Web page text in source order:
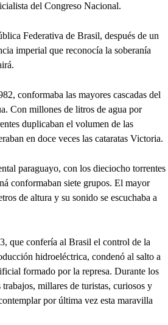
del Congreso Nacional.
Federativa de Brasil, después de un
imperial que reconocía la soberanía
conformaba las mayores cascadas del
Con millones de litros de agua por
duplicaban el volumen de las
en doce veces las cataratas Victoria.
paraguayo, con los dieciocho torrentes
conformaban siete grupos. El mayor
de altura y su sonido se escuchaba a
que confería al Brasil el control de la
hidroeléctrica, condenó al salto a
formado por la represa. Durante los
millares de turistas, curiosos y
por última vez esta maravilla